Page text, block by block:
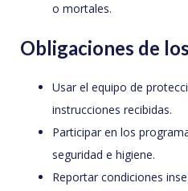
o mortales.
Obligaciones de
Usar el equipo de
instrucciones recibidas.
Participar en los
seguridad e higiene.
Reportar condiciones